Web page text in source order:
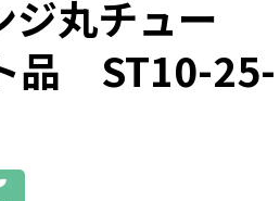
ジ丸チュー
品 ST10-25-